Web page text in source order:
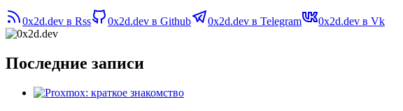
0x2d.dev в Rss 0x2d.dev в Github 0x2d.dev в Telegram 0x2d.dev в Vk
Последние записи